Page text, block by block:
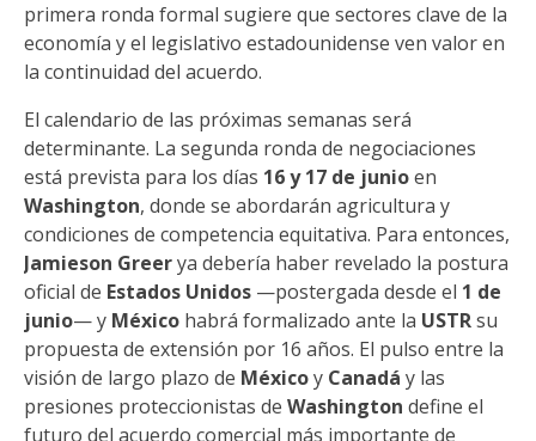
primera ronda formal sugiere que sectores clave de la
economía y el legislativo estadounidense ven valor en
la continuidad del acuerdo.
El calendario de las próximas semanas será
determinante. La segunda ronda de negociaciones
está prevista para los días 16 y 17 de junioen
Washington, donde se abordarán agricultura y
condiciones de competencia equitativa. Para entonces,
Jamieson Greerya debería haber revelado la postura
oficial de Estados Unidos —postergada desde el 1 de
junio— y México habrá formalizado ante la USTRsu
propuesta de extensión por 16 años. El pulso entre la
visión de largo plazo de Méxicoy Canadá y las
presiones proteccionistas de Washington define el
futuro del acuerdo comercial más importante de